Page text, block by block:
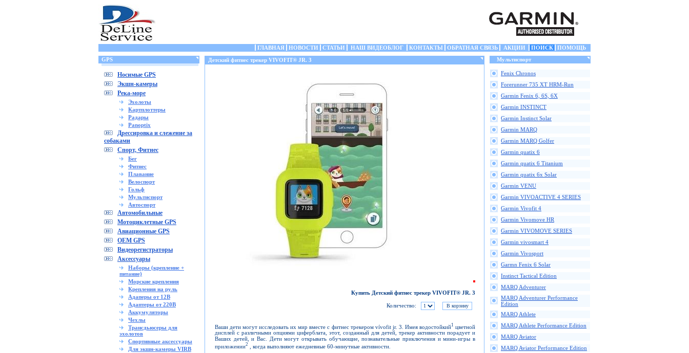
ГЛАВНАЯ НОВОСТИ СТАТЬИ НАШ ВИДЕОБЛОГ КОНТАКТЫ ОБРАТНАЯ СВЯЗЬ АКЦИИ ПОИСК
ПОМОЩЬ
GPS
Носимые GPS
Экшн-камеры
Река-море
Эхолоты
Картплоттеры
Радары
Panoptix
Дрессировка и слежение за
собаками
Спорт, Фитнес
Бег
Фитнес
Плавание
Велоспорт
Гольф
Мультиспорт
Автоспорт
Автомобильные
Мотоциклетные GPS
Авиационные GPS
OEM GPS
Видеорегистраторы
Аксессуары
Наборы (крепление +
питание)
Морские крепления
Крепления на руль
Адаперы от 12В
Адаптеры от 220В
Аккумуляторы
Чехлы
Трансдьюсеры для
эхолотов
Спортивные аксессуары
Для экшн-камеры VIRB
Детский фитнес трекер VIVOFIT® JR. 3
Купить Детский фитнес трекер VIVOFIT® JR. 3
Количество:
Ваши дети могут исследовать их мир вместе с фитнес трекером vívofit jr. 3. Имея водостойкий1 цветной
дисплей с различными опциями циферблата, этот, созданный для детей, трекер активности порадует и
Ваших детей, и Вас. Дети могут открывать обучающие, познавательные приключения и мини-игры в
приложении2
, когда выполняют ежедневные 60-минутные активности.
Мультиспорт
Fenix Chronos
Forerunner 735 XT HRM-Run
Garmin Fenix 6, 6S, 6X
Garmin INSTINCT
Garmin Instinct Solar
Garmin MARQ
Garmin MARQ Golfer
Garmin quatix 6
Garmin quatix 6 Titanium
Garmin quatix 6x Solar
Garmin VENU
Garmin VIVOACTIVE 4 SERIES
Garmin Vivofit 4
Garmin Vivomove HR
Garmin VIVOMOVE SERIES
Garmin vivosmart 4
Garmin Vivosport
Garmn Fenix 6 Solar
Instinct Tactical Edition
MARQ Adventurer
MARQ Adventurer Performance
Edition
MARQ Athlete
MARQ Athlete Performance Edition
MARQ Aviator
MARQ Aviator Performance Edition